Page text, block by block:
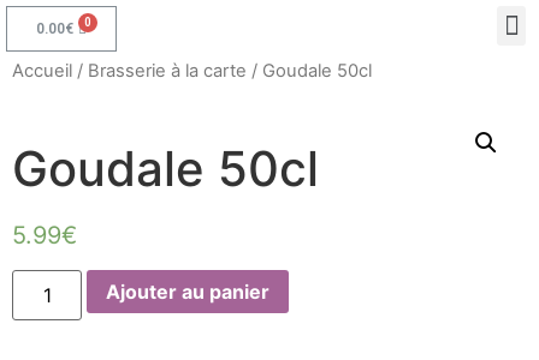
0.00€
Accueil / Brasserie à la carte / Goudale 50cl
Goudale 50cl
5.99€
Ajouter au panier